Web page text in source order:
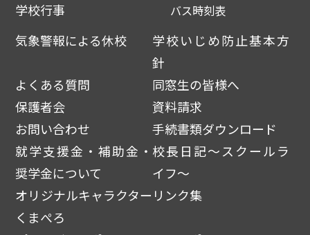
学校行事
バス時刻表
気象警報による休校
学校いじめ防止基本方
針
よくある質問
同窓生の皆様へ
保護者会
資料請求
お問い合わせ
手続書類ダウンロード
就学支援金・補助金・
奨学金について
校長日記～スクールラ
イフ～
オリジナルキャラクター
くまぺろ
リンク集